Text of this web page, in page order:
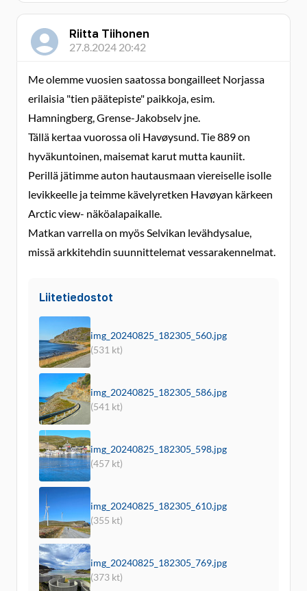
Riitta Tiihonen
27.8.2024 20:42
Me olemme vuosien saatossa bongailleet Norjassa
erilaisia "tien päätepiste" paikkoja, esim.
Hamningberg, Grense-Jakobselv jne.
Tällä kertaa vuorossa oli Havøysund. Tie 889 on
hyväkuntoinen, maisemat karut mutta kauniit.
Perillä jätimme auton hautausmaan viereiselle isolle
levikkeelle ja teimme kävelyretken Havøyan kärkeen
Arctic view- näköalapaikalle.
Matkan varrella on myös Selvikan levähdysalue,
missä arkkitehdin suunnittelemat vessarakennelmat.
Liitetiedostot
img_20240825_182305_560.jpg
(531 kt)
img_20240825_182305_586.jpg
(541 kt)
img_20240825_182305_598.jpg
(457 kt)
img_20240825_182305_610.jpg
(355 kt)
img_20240825_182305_769.jpg
(373 kt)